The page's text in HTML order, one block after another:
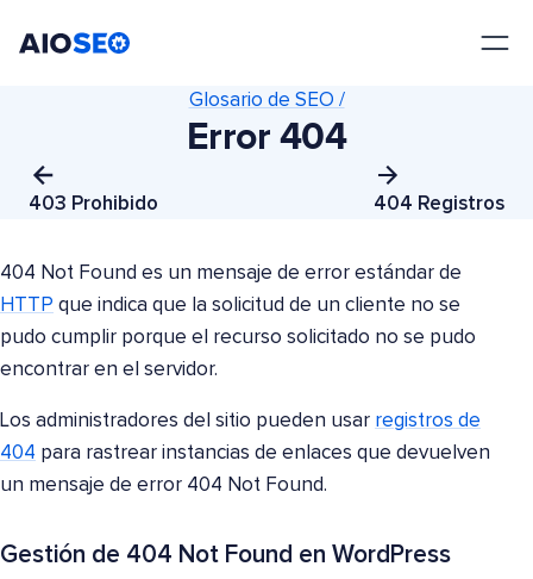
403 Prohibido
Glosario de SEO /
Error 404
404 Registros
404 Not Found es un mensaje de error estándar de
HTTP que indica que la solicitud de un cliente no se
pudo cumplir porque el recurso solicitado no se pudo
encontrar en el servidor.
Los administradores del sitio pueden usar registros de
404 para rastrear instancias de enlaces que devuelven
un mensaje de error 404 Not Found.
Gestión de 404 Not Found en WordPress